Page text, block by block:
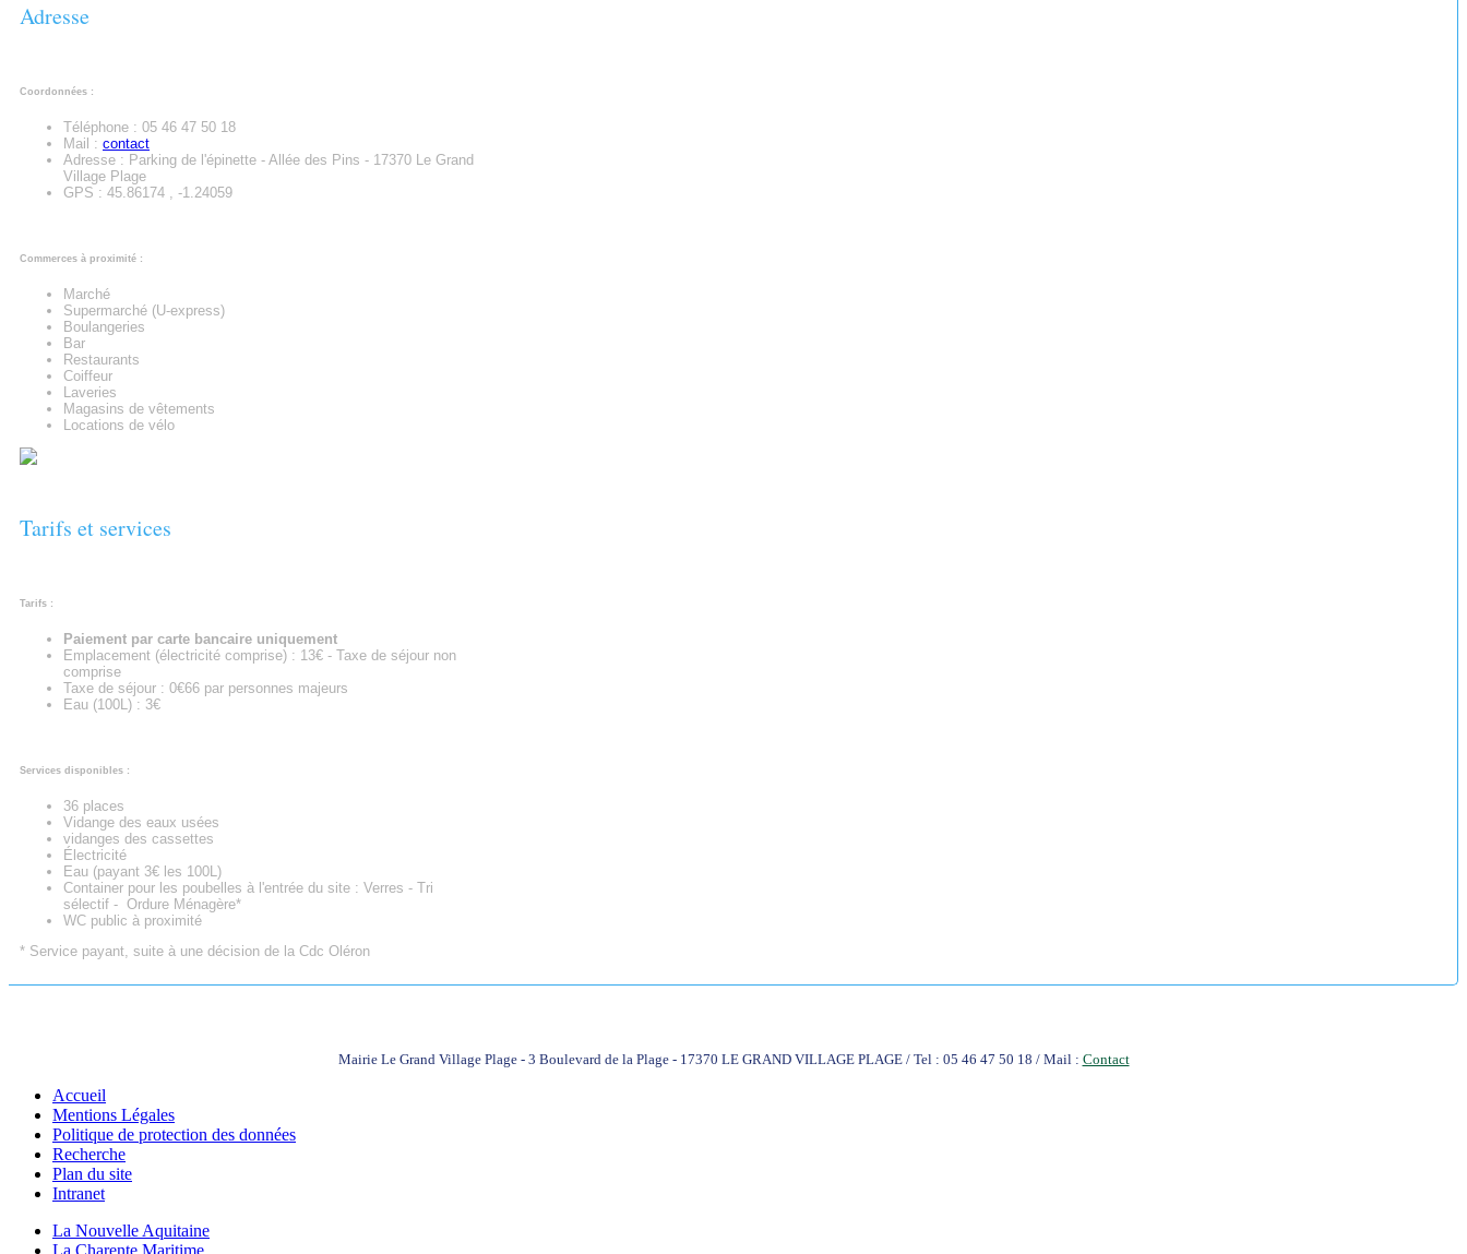
Adresse
Coordonnées :
Téléphone : 05 46 47 50 18
Mail : contact
Adresse : Parking de l'épinette - Allée des Pins - 17370 Le Grand
Village Plage
GPS : 45.86174 , -1.24059
Commerces à proximité :
Marché
Supermarché (U-express)
Boulangeries
Bar
Restaurants
Coiffeur
Laveries
Magasins de vêtements
Locations de vélo
Tarifs et services
Tarifs :
Paiement par carte bancaire uniquement
Emplacement (électricité comprise) : 13€ - Taxe de séjour non
comprise
Taxe de séjour : 0€66 par personnes majeurs
Eau (100L) : 3€
Services disponibles :
36 places
Vidange des eaux usées
vidanges des cassettes
Électricité
Eau (payant 3€ les 100L)
Container pour les poubelles à l'entrée du site : Verres - Tri
sélectif - Ordure Ménagère*
WC public à proximité
* Service payant, suite à une décision de la Cdc Oléron
Mairie Le Grand Village Plage - 3 Boulevard de la Plage - 17370 LE GRAND VILLAGE PLAGE / Tel : 05 46 47 50 18 / Mail : Contact
Accueil
Mentions Légales
Politique de protection des données
Recherche
Plan du site
Intranet
La Nouvelle Aquitaine